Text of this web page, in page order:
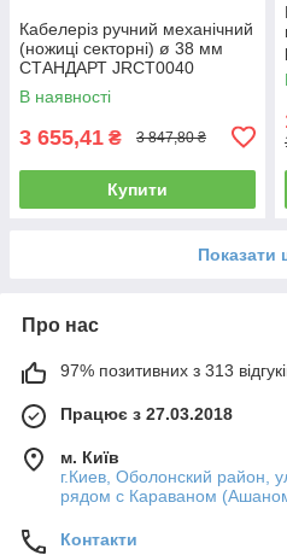
Кабелеріз ручний механічний
(ножиці секторні) ø 38 мм
СТАНДАРТ JRCT0040
В наявності
3 655,41 ₴ 3 847,80 ₴
Купити
Показати
Про нас
97% позитивних з 313
Працює з 27.03.2018
м. Київ
г.Киев, Оболонский район,
рядом с Караваном
Контакти